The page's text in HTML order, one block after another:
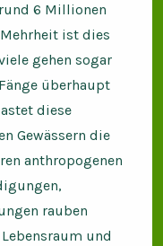
6 Millionen
ist dies
gehen sogar
überhaupt
diese
Gewässern die
anthropogenen
rauben
und